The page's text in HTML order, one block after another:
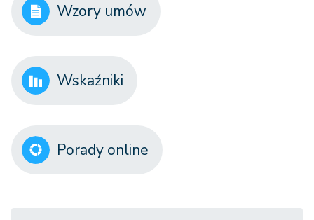
Wzory umów
Wskaźniki
Porady online